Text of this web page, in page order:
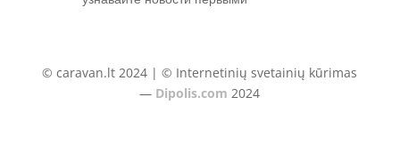
© caravan.lt 2024 | © Internetinių svetainių kūrimas
— Dipolis.com 2024